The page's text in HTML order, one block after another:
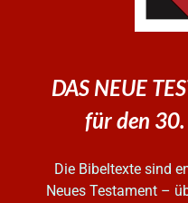
DAS NEUE
für den
Die Bibeltexte sind
Neues Testament –